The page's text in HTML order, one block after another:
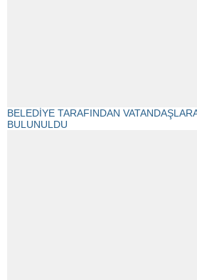
BELEDİYE TARAFINDAN
BULUNULDU